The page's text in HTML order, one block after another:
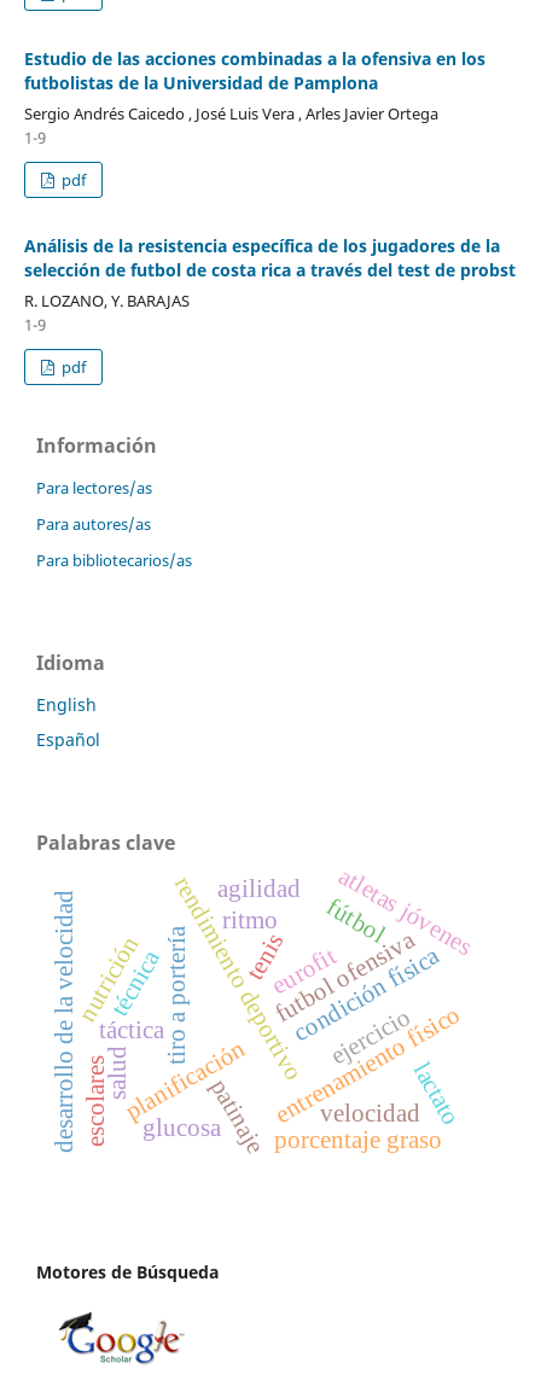
Estudio de las acciones combinadas a la ofensiva en los
futbolistas de la Universidad de Pamplona
Sergio Andrés Caicedo , José Luis Vera , Arles Javier Ortega
1-9
pdf
Análisis de la resistencia específica de los jugadores de la
selección de futbol de costa rica a través del test de probst
R. LOZANO, Y. BARAJAS
1-9
pdf
Información
Para lectores/as
Para autores/as
Para bibliotecarios/as
Idioma
English
Español
Palabras clave
entrenamiento físico
rendimiento deportivo
planificación
tiro a portería futbol ofensiva
patinaje porcentaje graso
táctica
fútbol
condición física
salud
escolares
eurofit
nutrición
desarrollo de la velocidad atletas jóvenes
técnica
velocidad
tenis
ritmo
ejercicio
glucosa lactato
agilidad
Motores de Búsqueda